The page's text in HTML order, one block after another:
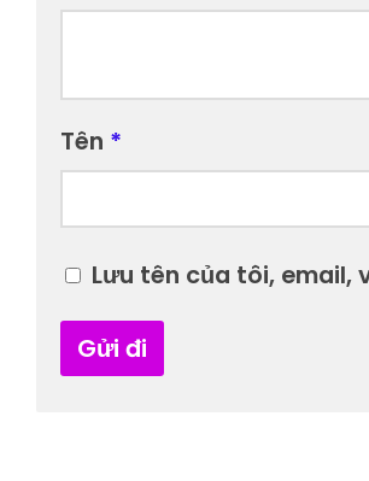
Tên *
Lưu tên của tôi, email,